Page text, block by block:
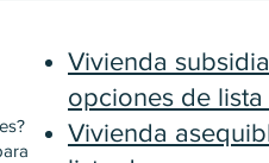
Vivienda
opciones de lista
Vivienda